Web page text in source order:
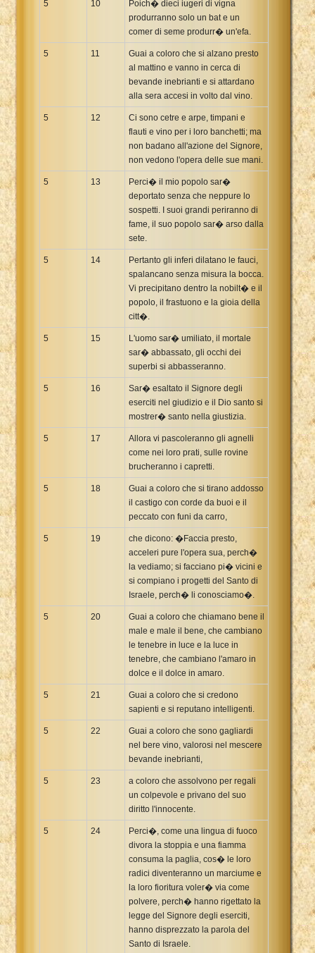
5 10
Poich� dieci iugeri di vigna
produrranno solo un bat e un
comer di seme produrr� un'efa.
5 11
Guai a coloro che si alzano presto
al mattino e vanno in cerca di
bevande inebrianti e si attardano
alla sera accesi in volto dal vino.
5 12
Ci sono cetre e arpe, timpani e
flauti e vino per i loro banchetti; ma
non badano all'azione del Signore,
non vedono l'opera delle sue mani.
5 13
Perci� il mio popolo sar�
deportato senza che neppure lo
sospetti. I suoi grandi periranno di
fame, il suo popolo sar� arso dalla
sete.
5 14
Pertanto gli inferi dilatano le fauci,
spalancano senza misura la bocca.
Vi precipitano dentro la nobilt� e il
popolo, il frastuono e la gioia della
citt�.
5 15
L'uomo sar� umiliato, il mortale
sar� abbassato, gli occhi dei
superbi si abbasseranno.
5 16
Sar� esaltato il Signore degli
eserciti nel giudizio e il Dio santo si
mostrer� santo nella giustizia.
5 17
Allora vi pascoleranno gli agnelli
come nei loro prati, sulle rovine
brucheranno i capretti.
5 18
Guai a coloro che si tirano addosso
il castigo con corde da buoi e il
peccato con funi da carro,
5 19
che dicono: �Faccia presto,
acceleri pure l'opera sua, perch�
la vediamo; si facciano pi� vicini e
si compiano i progetti del Santo di
Israele, perch� li conosciamo�.
5 20
Guai a coloro che chiamano bene il
male e male il bene, che cambiano
le tenebre in luce e la luce in
tenebre, che cambiano l'amaro in
dolce e il dolce in amaro.
5 21
Guai a coloro che si credono
sapienti e si reputano intelligenti.
5 22
Guai a coloro che sono gagliardi
nel bere vino, valorosi nel mescere
bevande inebrianti,
5 23
a coloro che assolvono per regali
un colpevole e privano del suo
diritto l'innocente.
5 24
Perci�, come una lingua di fuoco
divora la stoppia e una fiamma
consuma la paglia, cos� le loro
radici diventeranno un marciume e
la loro fioritura voler� via come
polvere, perch� hanno rigettato la
legge del Signore degli eserciti,
hanno disprezzato la parola del
Santo di Israele.